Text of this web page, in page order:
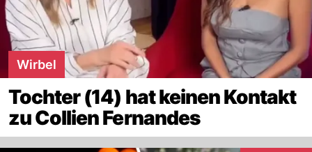
Wirbel
Tochter (14) hat keinen Kontakt
zu Collien Fernandes